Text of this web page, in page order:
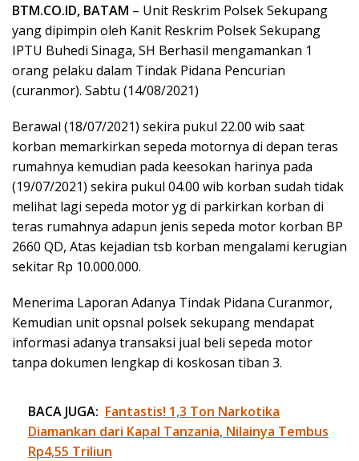
BTM.CO.ID, BATAM – Unit Reskrim Polsek Sekupang
yang dipimpin oleh Kanit Reskrim Polsek Sekupang
IPTU Buhedi Sinaga, SH Berhasil mengamankan 1
orang pelaku dalam Tindak Pidana Pencurian
(curanmor). Sabtu (14/08/2021)
Berawal (18/07/2021) sekira pukul 22.00 wib saat
korban memarkirkan sepeda motornya di depan teras
rumahnya kemudian pada keesokan harinya pada
(19/07/2021) sekira pukul 04.00 wib korban sudah tidak
melihat lagi sepeda motor yg di parkirkan korban di
teras rumahnya adapun jenis sepeda motor korban BP
2660 QD, Atas kejadian tsb korban mengalami kerugian
sekitar Rp 10.000.000.
Menerima Laporan Adanya Tindak Pidana Curanmor,
Kemudian unit opsnal polsek sekupang mendapat
informasi adanya transaksi jual beli sepeda motor
tanpa dokumen lengkap di koskosan tiban 3.
BACA JUGA: Fantastis! 1,3 Ton Narkotika
Diamankan dari Kapal Tanzania, Nilainya Tembus
Rp4,55 Triliun